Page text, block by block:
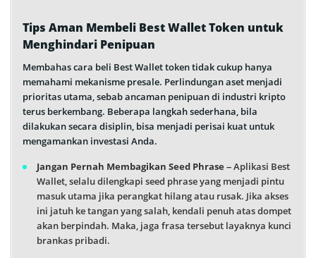
Tips Aman Membeli Best Wallet Token untuk
Menghindari Penipuan
Membahas cara beli Best Wallet token tidak cukup hanya
memahami mekanisme presale. Perlindungan aset menjadi
prioritas utama, sebab ancaman penipuan di industri kripto
terus berkembang. Beberapa langkah sederhana, bila
dilakukan secara disiplin, bisa menjadi perisai kuat untuk
mengamankan investasi Anda.
Jangan Pernah Membagikan Seed Phrase – Aplikasi Best
Wallet, selalu dilengkapi seed phrase yang menjadi pintu
masuk utama jika perangkat hilang atau rusak. Jika akses
ini jatuh ke tangan yang salah, kendali penuh atas dompet
akan berpindah. Maka, jaga frasa tersebut layaknya kunci
brankas pribadi.